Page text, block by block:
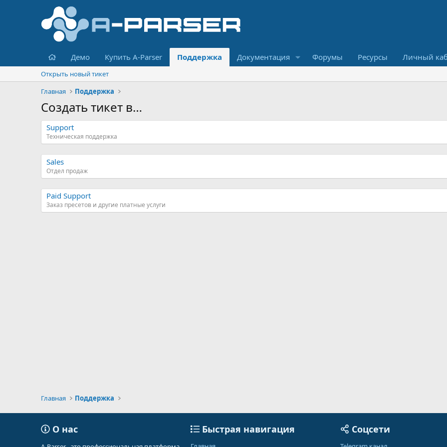
Главная
Демо Купить A-Parser Поддержка Документация Форумы Ресурсы Личный
Открыть новый тикет
Главная
Поддержка
Создать тикет в…
Support
Техническая поддержка
Sales
Отдел продаж
Paid Support
Заказ пресетов и другие платные услуги
Главная Поддержка
О нас Быстрая навигация Соцсети